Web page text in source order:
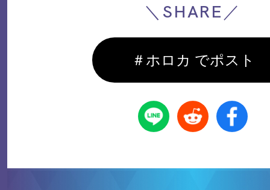
＼SHARE／
＃ホロカ でポスト